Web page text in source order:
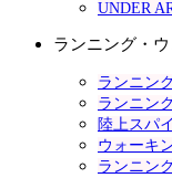
UNDER
ランニング・
ランニン
ランニン
陸上スパ
ウォーキ
ランニン